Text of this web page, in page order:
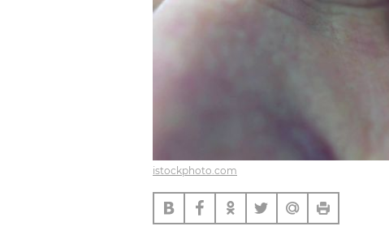
istockphoto.com